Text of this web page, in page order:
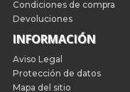
Condiciones de compra
Devoluciones
INFORMACIÓN
Aviso Legal
Protección de datos
Mapa del sitio